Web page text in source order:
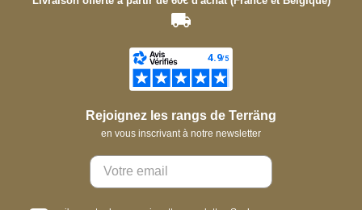
Rejoignez les rangs de Terräng
en vous inscrivant à notre newsletter